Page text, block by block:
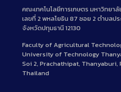
คณะเทคโนโลยีการเกษตร มหาวิทยา
เลขที่ 2 พหลโยธิน 87 ซอย 2 ตำบลป
จังหวัดปทุมธานี 12130
Faculty of Agricultural
University of Technology
Soi 2, Prachathipat, Thanyaburi,
Thailand